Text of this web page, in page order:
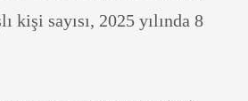
kişi sayısı, 2025 yılında 8